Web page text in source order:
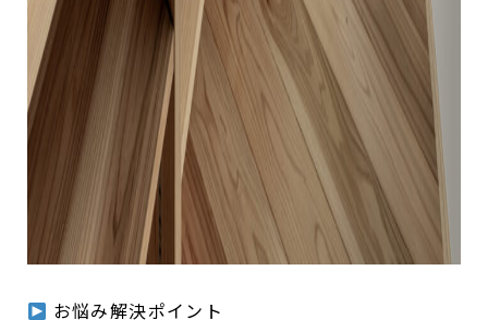
お悩み解決ポイント